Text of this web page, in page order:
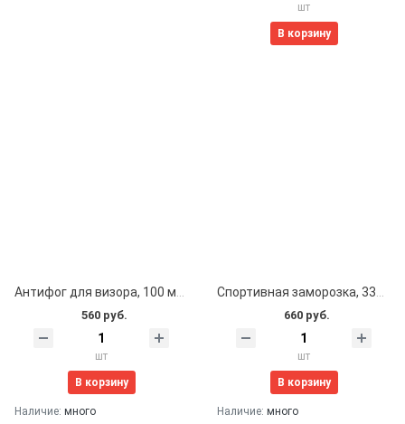
шт
В корзину
Антифог для визора, 100 мл, Lowry Sports
560 руб.
шт
В корзину
Наличие: много
Спортивная заморозка, 335 мл, Freeze Spray
660 руб.
шт
В корзину
Наличие: много